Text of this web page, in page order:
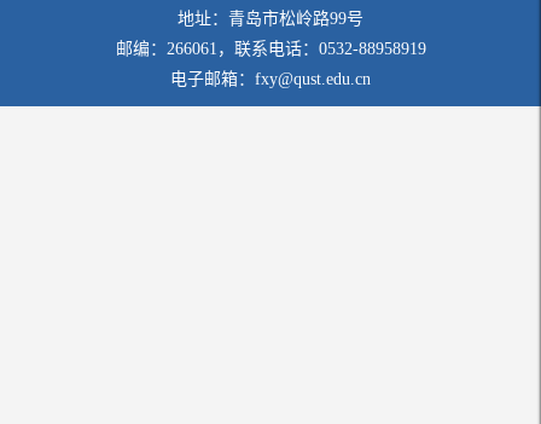
地址：青岛市松岭路99号
邮编：266061，联系电话：0532-88958919
电子邮箱：fxy@qust.edu.cn